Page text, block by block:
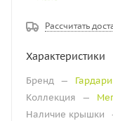
Рассчитать
Характеристики
Бренд —
Коллекция
—
Наличие крышки